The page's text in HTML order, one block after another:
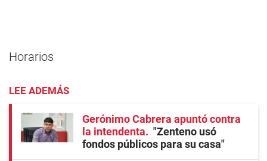
Horarios
LEE ADEMÁS
Gerónimo Cabrera apuntó contra
la intendenta
"Zenteno usó
fondos públicos para su casa"